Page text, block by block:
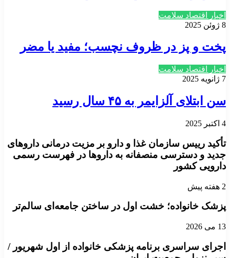
اخبار اقتصاد سلامت
8 ژوئن 2025
پخت و پز در ظروف نچسب؛ مفید یا مضر
اخبار اقتصاد سلامت
7 ژانویه 2025
سن ابتلای آلزایمر به ۴۵ سال رسید
4 اکتبر 2025
تأکید رییس سازمان غذا و دارو بر مزیت درمانی داروهای
جدید و دسترسی منصفانه به داروها در فهرست رسمی
دارویی کشور
2 هفته پیش
پزشک خانواده؛ خشت اول در ساختن جامعه‌ای سالم‌تر
13 می 2026
اجرای سراسری برنامه پزشکی خانواده از اول شهریور /